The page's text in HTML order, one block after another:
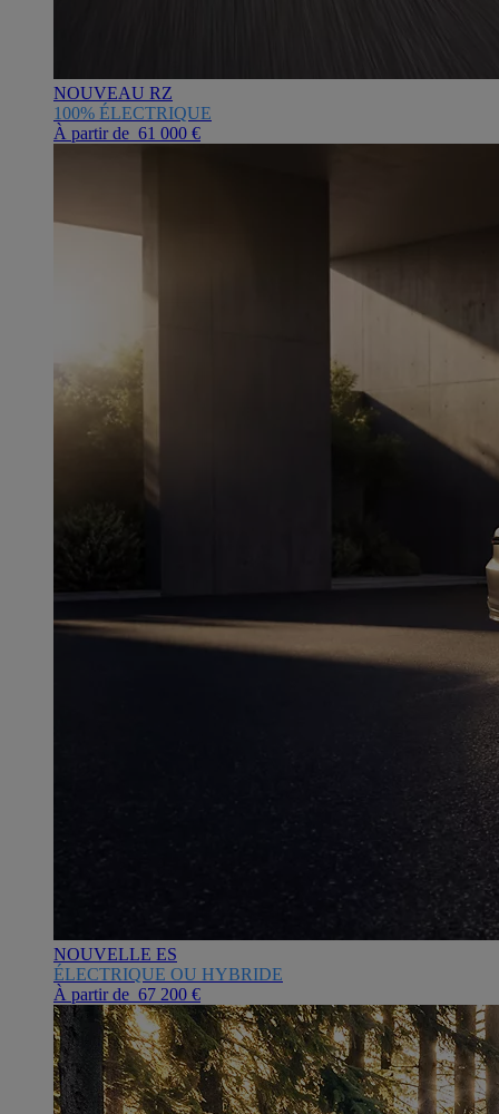
NOUVEAU RZ
100% ÉLECTRIQUE
À partir de 61 000 €
NOUVELLE ES
ÉLECTRIQUE OU HYBRIDE
À partir de 67 200 €